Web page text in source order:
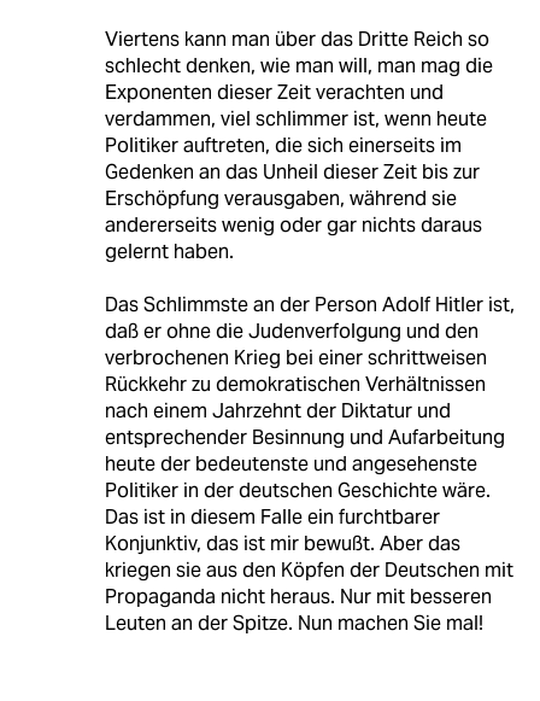
Viertens kann man über das Dritte Reich so
schlecht denken, wie man will, man mag die
Exponenten dieser Zeit verachten und
verdammen, viel schlimmer ist, wenn heute
Politiker auftreten, die sich einerseits im
Gedenken an das Unheil dieser Zeit bis zur
Erschöpfung verausgaben, während sie
andererseits wenig oder gar nichts daraus
gelernt haben.
Das Schlimmste an der Person Adolf Hitler ist,
daß er ohne die Judenverfolgung und den
verbrochenen Krieg bei einer schrittweisen
Rückkehr zu demokratischen Verhältnissen
nach einem Jahrzehnt der Diktatur und
entsprechender Besinnung und Aufarbeitung
heute der bedeutenste und angesehenste
Politiker in der deutschen Geschichte wäre.
Das ist in diesem Falle ein furchtbarer
Konjunktiv, das ist mir bewußt. Aber das
kriegen sie aus den Köpfen der Deutschen mit
Propaganda nicht heraus. Nur mit besseren
Leuten an der Spitze. Nun machen Sie mal!